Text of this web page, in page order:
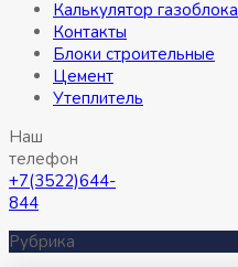
Калькулятор газоблока
Контакты
Блоки строительные
Цемент
Утеплитель
Наш
телефон
+7(3522)644-
844
Рубрика